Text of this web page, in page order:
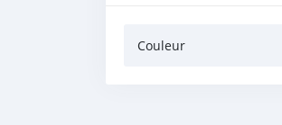
Couleur